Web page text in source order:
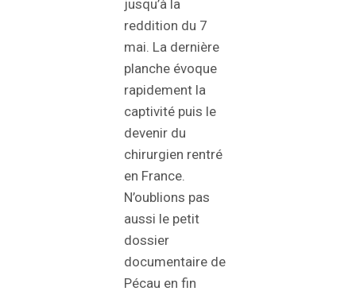
jusqu’à la
reddition du 7
mai. La dernière
planche évoque
rapidement la
captivité puis le
devenir du
chirurgien rentré
en France.
N’oublions pas
aussi le petit
dossier
documentaire de
Pécau en fin